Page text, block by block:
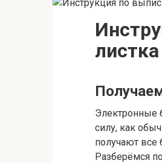
Электронные
силу, как
получают все
Разберёмся